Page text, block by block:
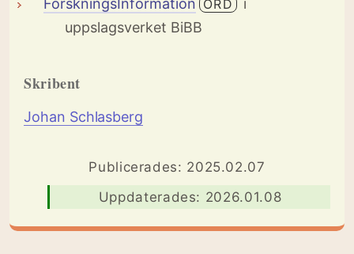
ForskningsInformation ORD
i
uppslagsverket BiBB
Skribent
Johan Schlasberg
Publicerades: 2025.02.07
Uppdaterades: 2026.01.08